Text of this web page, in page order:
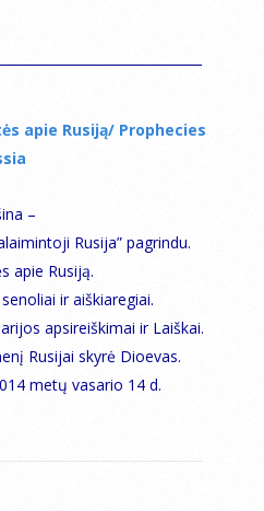
apie Rusiją/ Prophecies
–
Rusija” pagrindu.
apie Rusiją.
ir aiškiaregiai.
apsireiškimai ir Laiškai.
Rusijai skyrė Dioevas.
metų vasario 14 d.